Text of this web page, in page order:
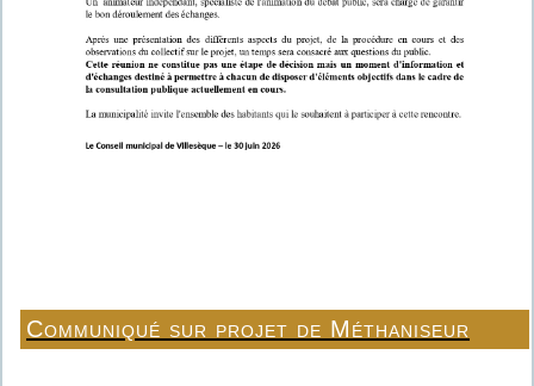
Communiqué sur projet de Méthaniseur